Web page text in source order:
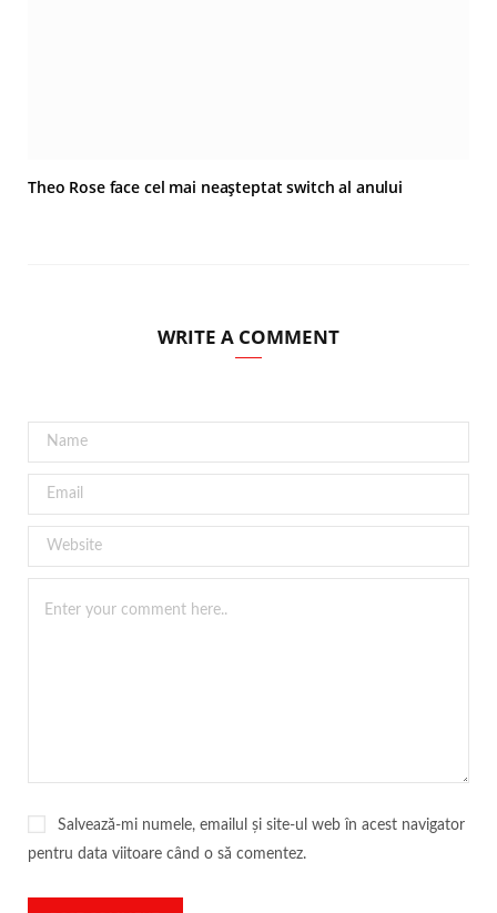
Theo Rose face cel mai neașteptat switch al anului
WRITE A COMMENT
Salvează-mi numele, emailul și site-ul web în acest navigator
pentru data viitoare când o să comentez.